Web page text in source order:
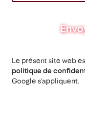
Le présent site web
politique de
Google s'appliquent.